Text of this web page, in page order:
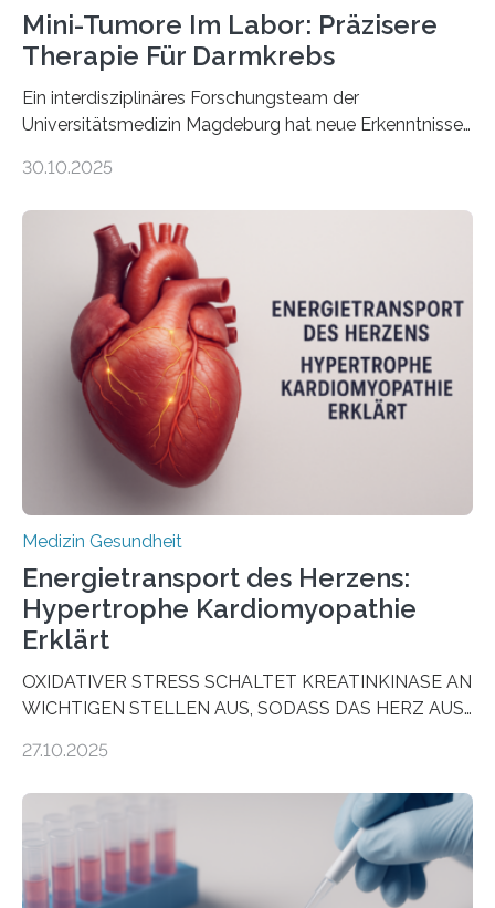
Mini-Tumore Im Labor: Präzisere
Therapie Für Darmkrebs
Ein interdisziplinäres Forschungsteam der
Universitätsmedizin Magdeburg hat neue Erkenntnisse
behandelt werden kann. In ihrer aktuellen Studie,
Oncology, zeigen die Forschenden, dass Mini-Tumore
aus Gewebe von Patientinnen und Patienten –
sogenannte Organoide – genutzt werden können, um
vorab zu prüfen, welche Medikamente am besten
wirken. Dabei wurde ein Eiweiß identifiziert, das künftig
als Biomarker für die Wahl der passenden Therapie
dienen könnte. Darmkrebs zählt weltweit zu den
häufigsten Krebsarten und stellt…
30.10.2025
Medizin Gesundheit
Energietransport des Herzens:
Hypertrophe Kardiomyopathie
Erklärt
OXIDATIVER STRESS SCHALTET KREATINKINASE AN
WICHTIGEN STELLEN AUS, SODASS DAS HERZ AUS
aus dem Deutschen Zentrum für Herzinsuffizienz
im Journal Circulation, warum der Energietransport bei
der Hypertrophen Kardiomyopathie (HCM) versagen
kann und wie sich durch eine Verringerung der
Herzbelastung und des oxidativen Stresses
27.10.2025